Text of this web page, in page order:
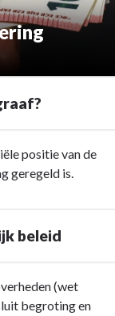
positie van de
geregeld is.
beleid
(wet
begroting en